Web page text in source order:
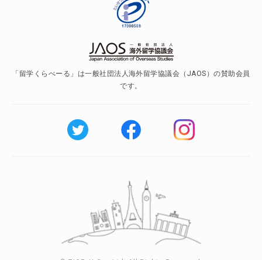
「留学くらべーる」は一般社団法人海外留学協議会（JAOS）の賛助会員
です。